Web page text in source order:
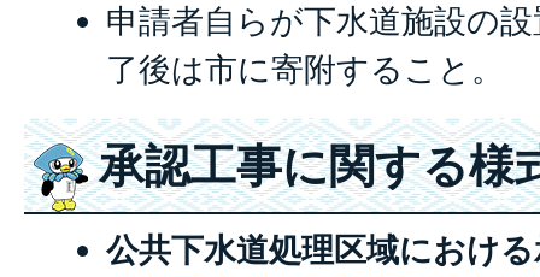
申請者自らが下水道施設の
了後は市に寄附すること。
承認工事に関する様
公共下水道処理区域におけ